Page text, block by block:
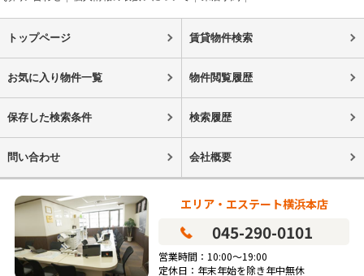
トップページ 賃貸物件検索
お気に入り物件一覧 物件閲覧履歴
保存した検索条件 検索履歴
問い合わせ 会社概要
エリア・エステート横浜本店
045-290-0101
営業時間：10:00～19:00
定休日：年末年始を除き年中無休